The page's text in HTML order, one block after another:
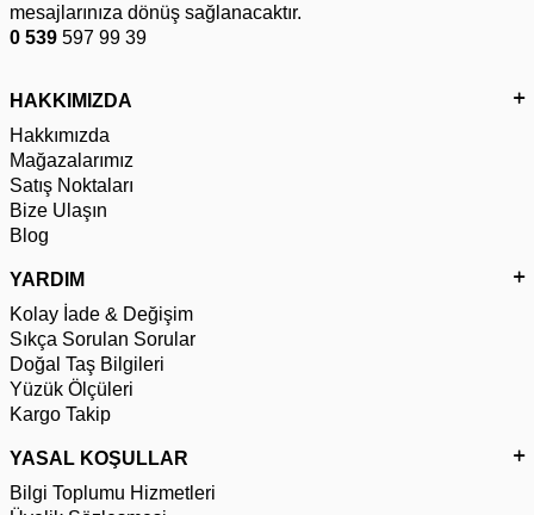
mesajlarınıza dönüş sağlanacaktır.
0 539 597 99 39
HAKKIMIZDA
Hakkımızda
Mağazalarımız
Satış Noktaları
Bize Ulaşın
Blog
YARDIM
Kolay İade & Değişim
Sıkça Sorulan Sorular
Doğal Taş Bilgileri
Yüzük Ölçüleri
Kargo Takip
YASAL KOŞULLAR
Bilgi Toplumu Hizmetleri